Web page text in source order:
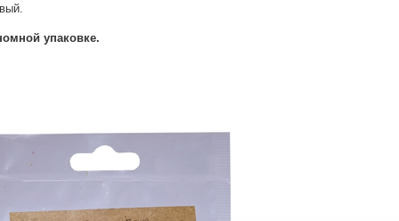
упаковке.